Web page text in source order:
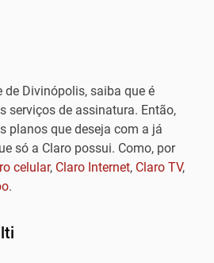
de Divinópolis, saiba que é
serviços de assinatura. Então,
planos que deseja com a já
só a Claro possui. Como, por
celular, Claro Internet, Claro TV,
.